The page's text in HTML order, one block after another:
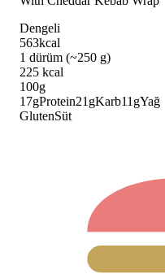
Dengeli
563kcal
1 dürüm (~250 g)
225 kcal
100g
17gProtein21 gKarb11 gYağ
GlutenSüt